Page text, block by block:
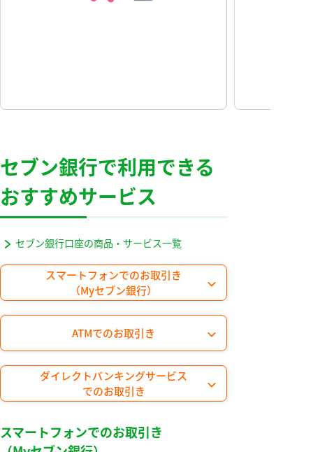
セブン銀行で利用できる
おすすめサービス
セブン銀行口座の商品・サービス一覧
スマートフォンでのお取引き
（Myセブン銀行）
ATMでのお取引き
ダイレクトバンキングサービス
でのお取引き
スマートフォンでのお取引き